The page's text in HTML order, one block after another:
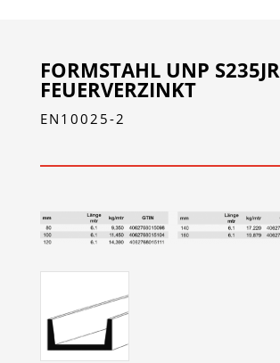
FORMSTAHL UNP S235JR
FEUERVERZINKT
EN10025-2